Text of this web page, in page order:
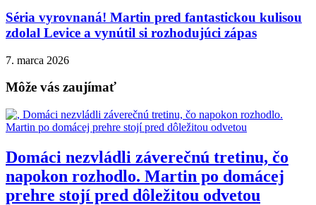
Séria vyrovnaná! Martin pred fantastickou kulisou
zdolal Levice a vynútil si rozhodujúci zápas
7. marca 2026
Môže vás zaujímať
Domáci nezvládli záverečnú tretinu, čo
napokon rozhodlo. Martin po domácej
prehre stojí pred dôležitou odvetou